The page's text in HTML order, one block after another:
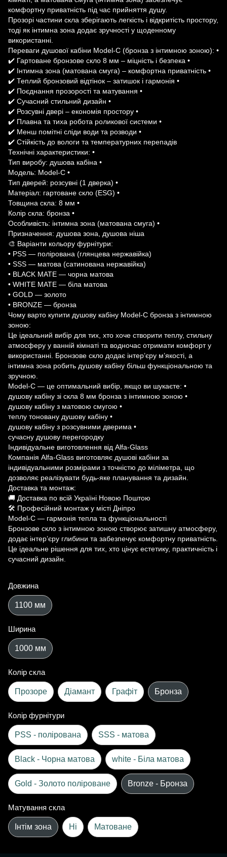
комфортну приватність під час прийняття душу.
Прозорі частини скла зберігають легкість і відкритість простору,
тоді як інтимна зона додає зручності у щоденному
використанні.
Переваги душової кабіни Model-C (бронза з інтимною зоною): •
✔️ Гартоване бронзове скло 8 мм – міцність і безпека •
✔️ Інтимна зона (матована смуга) – комфортна приватність •
✔️ Теплий бронзовий відтінок – затишок і гармонія •
✔️ Поєднання прозорості та матування •
✔️ Сучасний стильний дизайн •
✔️ Розсувні двері – економія простору •
✔️ Плавна та тиха робота роликової системи •
✔️ Менш помітні сліди води та розводи •
✔️ Стійкість до вологи та температурних перепадів
Технічні характеристики: •
Тип виробу: душова кабіна •
Модель: Model-C •
Тип дверей: розсувні (1 дверка) •
Матеріал: гартоване скло (ESG) •
Товщина скла: 8 мм •
Колір скла: бронза •
Особливість: інтимна зона (матована смуга) •
Призначення: душова зона, душова ніша
🎨 Варіанти кольору фурнітури:
• PSS — полірована (глянцева нержавійка)
• SSS — матова (сатинована нержавійка)
• BLACK MATE — чорна матова
• WHITE MATE — біла матова
• GOLD — золото
• BRONZE — бронза
Чому варто купити душову кабіну Model-C бронза з інтимною
зоною:
Це ідеальний вибір для тих, хто хоче створити теплу, стильну
атмосферу у ванній кімнаті та водночас отримати комфорт у
використанні. Бронзове скло додає інтер’єру м’якості, а
інтимна зона робить душову кабіну більш функціональною та
зручною.
Model-C — це оптимальний вибір, якщо ви шукаєте: •
душову кабіну зі скла 8 мм бронза з інтимною зоною •
душову кабіну з матовою смугою •
теплу тоновану душову кабіну •
душову кабіну з розсувними дверима •
сучасну душову перегородку
Індивідуальне виготовлення від Alfa-Glass
Компанія Alfa-Glass виготовляє душові кабіни за
індивідуальними розмірами з точністю до міліметра, що
дозволяє реалізувати будь-яке планування та дизайн.
Доставка та монтаж:
🚚 Доставка по всій Україні Новою Поштою
🛠 Професійний монтаж у місті Дніпро
Model-C — гармонія тепла та функціональності
Бронзове скло з інтимною зоною створює затишну атмосферу,
додає інтер’єру глибини та забезпечує комфортну приватність.
Це ідеальне рішення для тих, хто цінує естетику, практичність і
сучасний дизайн.
Довжина
1100 мм
Ширина
1000 мм
Колір скла
Прозоре Діамант Графіт Бронза
Колір фурнітури
PSS - полірована SSS - матова
Black - Чорна матова white - Біла матова
Gold - Золото поліроване Bronze - Бронза
Матування скла
Інтім зона Ні Матоване